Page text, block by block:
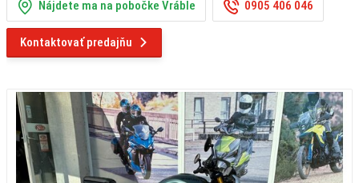
Nájdete ma na pobočke Vráble 0905 406 046
Kontaktovať predajňu